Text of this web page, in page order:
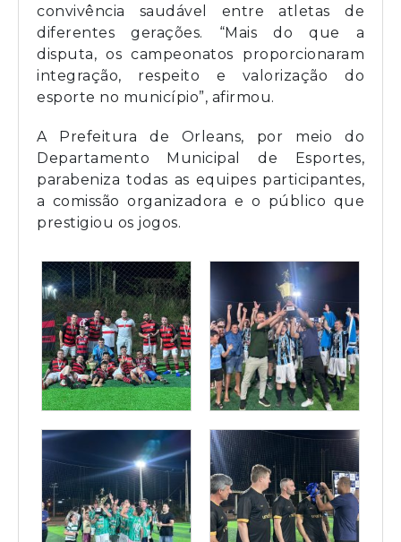
convivência saudável entre atletas de
diferentes gerações. “Mais do que a
disputa, os campeonatos proporcionaram
integração, respeito e valorização do
esporte no município”, afirmou.
A Prefeitura de Orleans, por meio do
Departamento Municipal de Esportes,
parabeniza todas as equipes participantes,
a comissão organizadora e o público que
prestigiou os jogos.